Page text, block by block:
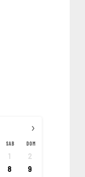
›
SAB DOM
1
2
8
9